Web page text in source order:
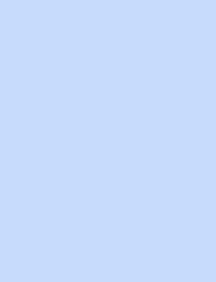
2000, Bandung